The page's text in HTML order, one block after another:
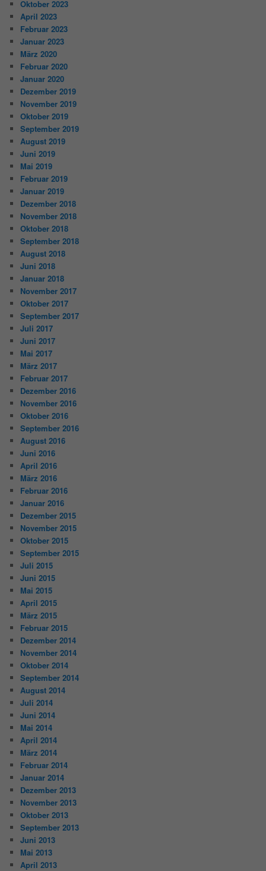
Oktober 2023
April 2023
Februar 2023
Januar 2023
März 2020
Februar 2020
Januar 2020
Dezember 2019
November 2019
Oktober 2019
September 2019
August 2019
Juni 2019
Mai 2019
Februar 2019
Januar 2019
Dezember 2018
November 2018
Oktober 2018
September 2018
August 2018
Juni 2018
Januar 2018
November 2017
Oktober 2017
September 2017
Juli 2017
Juni 2017
Mai 2017
März 2017
Februar 2017
Dezember 2016
November 2016
Oktober 2016
September 2016
August 2016
Juni 2016
April 2016
März 2016
Februar 2016
Januar 2016
Dezember 2015
November 2015
Oktober 2015
September 2015
Juli 2015
Juni 2015
Mai 2015
April 2015
März 2015
Februar 2015
Dezember 2014
November 2014
Oktober 2014
September 2014
August 2014
Juli 2014
Juni 2014
Mai 2014
April 2014
März 2014
Februar 2014
Januar 2014
Dezember 2013
November 2013
Oktober 2013
September 2013
Juni 2013
Mai 2013
April 2013